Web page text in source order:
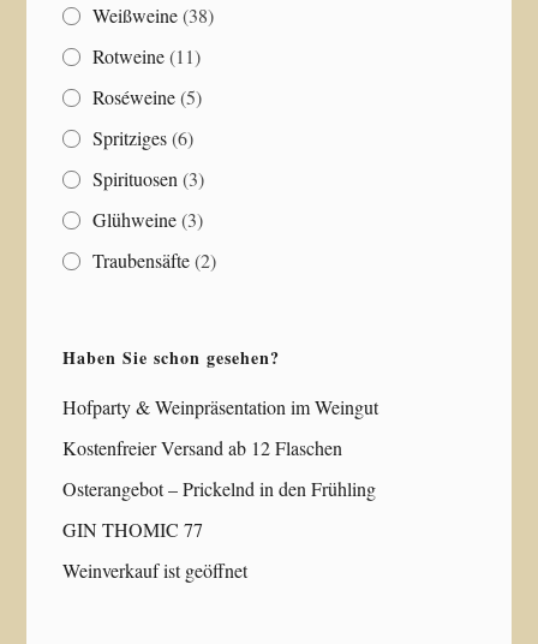
Weißweine (38)
Rotweine (11)
Roséweine (5)
Spritziges (6)
Spirituosen (3)
Glühweine (3)
Traubensäfte (2)
Haben Sie schon gesehen?
Hofparty & Weinpräsentation im Weingut
Kostenfreier Versand ab 12 Flaschen
Osterangebot – Prickelnd in den Frühling
GIN THOMIC 77
Weinverkauf ist geöffnet